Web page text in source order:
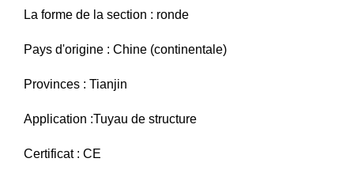
La forme de la section : ronde
Pays d'origine : Chine (continentale)
Provinces : Tianjin
Application :Tuyau de structure
Certificat : CE